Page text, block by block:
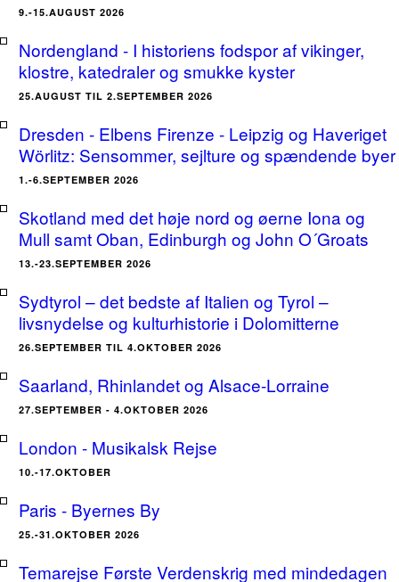
9.-15.AUGUST 2026
Nordengland - I historiens fodspor af vikinger,
klostre, katedraler og smukke kyster
25.AUGUST TIL 2.SEPTEMBER 2026
Dresden - Elbens Firenze - Leipzig og Haveriget
Wörlitz: Sensommer, sejlture og spændende byer
1.-6.SEPTEMBER 2026
Skotland med det høje nord og øerne Iona og
Mull samt Oban, Edinburgh og John O´Groats
13.-23.SEPTEMBER 2026
Sydtyrol – det bedste af Italien og Tyrol –
livsnydelse og kulturhistorie i Dolomitterne
26.SEPTEMBER TIL 4.OKTOBER 2026
Saarland, Rhinlandet og Alsace-Lorraine
27.SEPTEMBER - 4.OKTOBER 2026
London - Musikalsk Rejse
10.-17.OKTOBER
Paris - Byernes By
25.-31.OKTOBER 2026
Temarejse Første Verdenskrig med mindedagen